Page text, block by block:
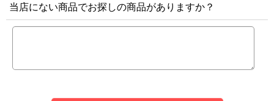
当店にない商品でお探しの商品がありますか？